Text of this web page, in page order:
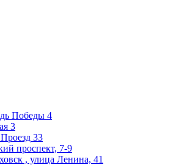
Победы 4
3
33
проспект, 7-9
, улица Ленина, 41